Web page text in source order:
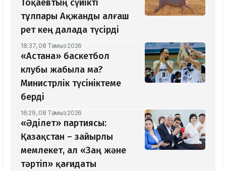
Тоқаевтың сүйікті
тұлпары Ақжанды алғаш
рет кең далада түсірді
18:37, 08 Тамыз 2026
«Астана» баскетбол
клубы жабыла ма?
Министрлік түсініктеме
берді
16:29, 08 Тамыз 2026
«Әділет» партиясы:
Қазақстан – зайырлы
мемлекет, ал «Заң және
тәртіп» қағидаты